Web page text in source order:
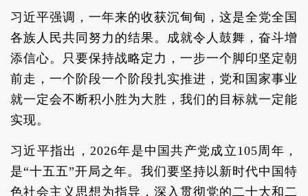
习近平强调，一年来的收获沉甸甸，这是全党全国
各族人民共同努力的结果。成就令人鼓舞，奋斗增
添信心。只要保持战略定力，一步一个脚印坚定朝
前走，一个阶段一个阶段扎实推进，党和国家事业
就一定会不断积小胜为大胜，我们的目标就一定能
实现。
习近平指出，2026年是中国共产党成立105周年，
是“十五五”开局之年。我们要坚持以新时代中国特
色社会主义思想为指导，深入贯彻党的二十大和二